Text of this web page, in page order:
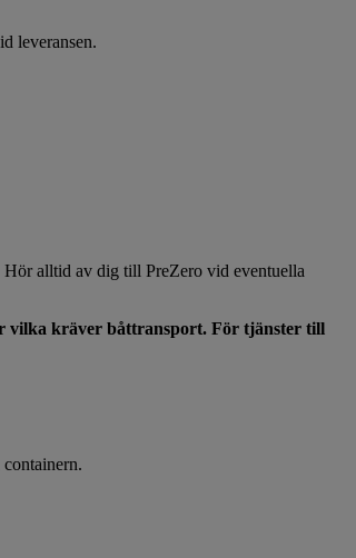
leveransen.
Hör alltid av dig till PreZero vid eventuella
vilka kräver båttransport. För tjänster till